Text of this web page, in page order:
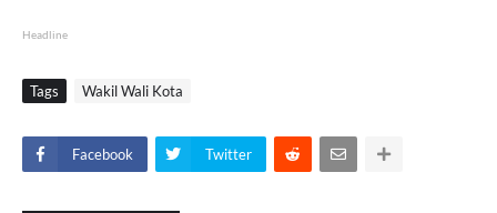
Headline
Tags Wakil Wali Kota
Facebook Twitter